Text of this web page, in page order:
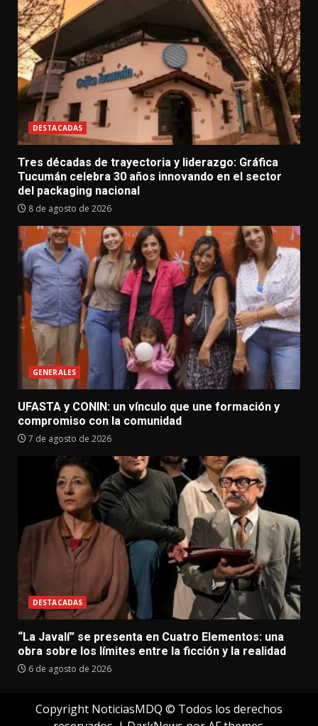
DESTACADAS
Tres décadas de trayectoria y liderazgo: Gráfica
Tucumán celebra 30 años innovando en el sector
del packaging nacional
8 de agosto de 2026
GENERALES
UFASTA y CONIN: un vínculo que une formación y
compromiso con la comunidad
7 de agosto de 2026
DESTACADAS
“La Javalí” se presenta en Cuatro Elementos: una
obra sobre los límites entre la ficción y la realidad
6 de agosto de 2026
Copyright NoticiasMDQ © Todos los derechos